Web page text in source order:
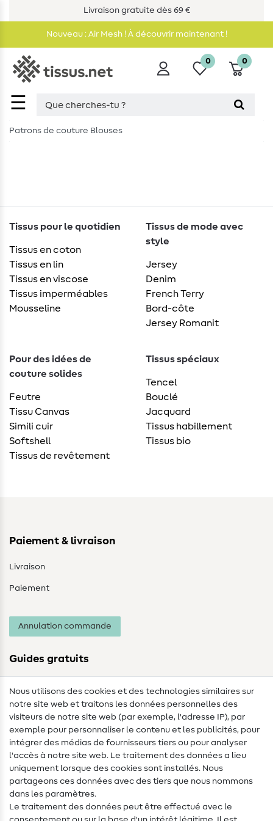
Livraison gratuite dès 69 €
Nouveau : Air Mesh ! À découvrir maintenant !
☰
0 0
Patrons de couture Blouses
Tissus pour le quotidien
Tissus en coton
Tissus en lin
Tissus en viscose
Tissus imperméables
Mousseline
Tissus de mode avec
style
Jersey
Denim
French Terry
Bord-côte
Jersey Romanit
Pour des idées de
couture solides
Feutre
Tissu Canvas
Simili cuir
Softshell
Tissus de revêtement
Tissus spéciaux
Tencel
Bouclé
Jacquard
Tissus habillement
Tissus bio
Paiement & livraison
Livraison
Paiement
Annulation commande
Guides gratuits
Lexique de couture
Tutos de couture
Aide & contact
Contact
Changement de propriétaire
Nous utilisons des cookies et des technologies similaires sur
notre site web et traitons les données personnelles des
visiteurs de notre site web (par exemple, l'adresse IP), par
exemple pour personnaliser le contenu et les publicités, pour
intégrer des médias de fournisseurs tiers ou pour analyser
l'accès à notre site web. Le traitement des données a lieu
uniquement lorsque des cookies sont installés. Nous
partageons ces données avec des tiers que nous nommons
dans les paramètres.
Le traitement des données peut être effectué avec le